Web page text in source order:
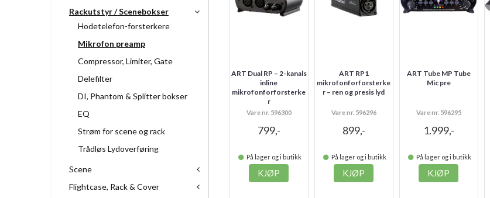
Rackutstyr / Scenebokser
Hodetelefon-forsterkere
Mikrofon preamp
Compressor, Limiter, Gate
Delefilter
DI, Phantom & Splitter bokser
EQ
Strøm for scene og rack
Trådløs Lydoverføring
Scene
Flightcase, Rack & Cover
ART Dual RP – 2-kanals
inline
mikrofonforforsterke
r
Vare nr. 596300
799,-
På lager og i butikk
KJØP
ART RP1
mikrofonforforsterke
r – ren og presis lyd
Vare nr. 596296
899,-
På lager og i butikk
KJØP
ART Tube MP Tube
Mic pre
Vare nr. 596295
1.999,-
På lager og i butikk
KJØP